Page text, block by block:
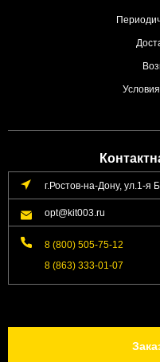
г.Ростов-на-Дону, ул.1-я
opt@kit003.ru
8 (800) 505-75-12
8 (863) 333-01-07